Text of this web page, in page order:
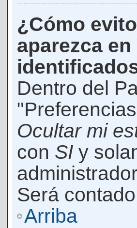
¿Cómo
aparezca
Dentro del
Ocultar mi
con SI y
Será
Arriba